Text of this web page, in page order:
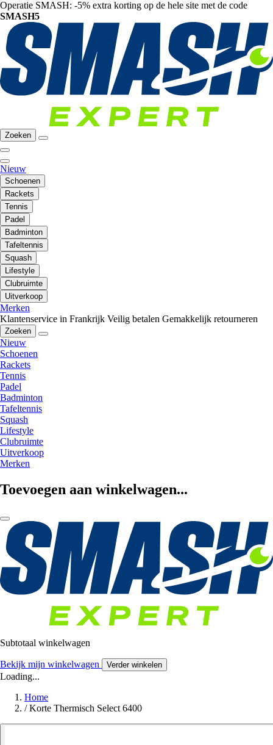
Operatie SMASH: -5% extra korting op de hele site met de code
SMASH5
Zoeken
Nieuw
Schoenen
Rackets
Tennis
Padel
Badminton
Tafeltennis
Squash
Lifestyle
Clubruimte
Uitverkoop
Merken
Klantenservice in Frankrijk Veilig betalen Gemakkelijk retourneren
Zoeken
Nieuw
Schoenen
Rackets
Tennis
Padel
Badminton
Tafeltennis
Squash
Lifestyle
Clubruimte
Uitverkoop
Merken
Toevoegen aan winkelwagen...
Subtotaal winkelwagen
Bekijk mijn winkelwagen Verder winkelen
Loading...
Home
/ Korte Thermisch Select 6400